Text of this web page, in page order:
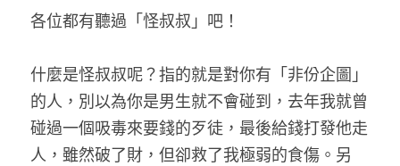
各位都有聽過「怪叔叔」吧！
什麼是怪叔叔呢？指的就是對你有「非份企圖」
的人，別以為你是男生就不會碰到，去年我就曾
碰過一個吸毒來要錢的歹徒，最後給錢打發他走
人，雖然破了財，但卻救了我極弱的食傷。另